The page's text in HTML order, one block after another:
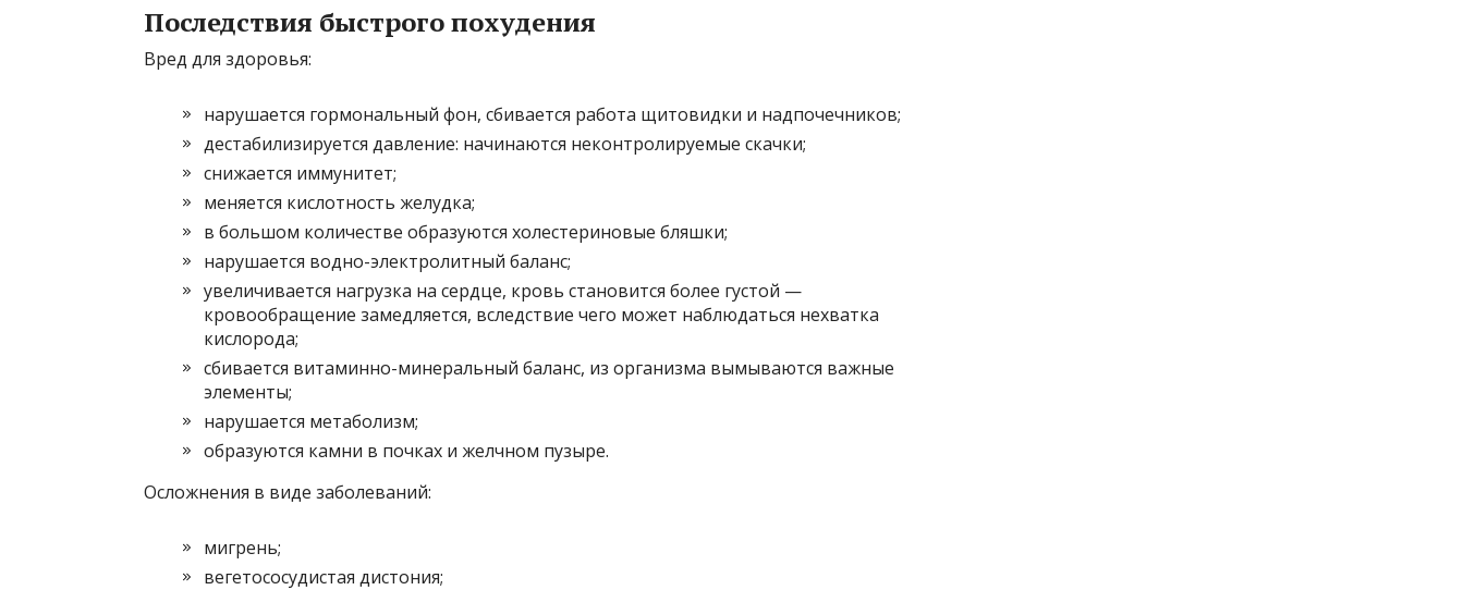
Последствия быстрого похудения
Вред для здоровья:
нарушается гормональный фон, сбивается работа щитовидки и надпочечников;
дестабилизируется давление: начинаются неконтролируемые скачки;
снижается иммунитет;
меняется кислотность желудка;
в большом количестве образуются холестериновые бляшки;
нарушается водно-электролитный баланс;
увеличивается нагрузка на сердце, кровь становится более густой —
кровообращение замедляется, вследствие чего может наблюдаться нехватка
кислорода;
сбивается витаминно-минеральный баланс, из организма вымываются важные
элементы;
нарушается метаболизм;
образуются камни в почках и желчном пузыре.
Осложнения в виде заболеваний:
мигрень;
вегетососудистая дистония;